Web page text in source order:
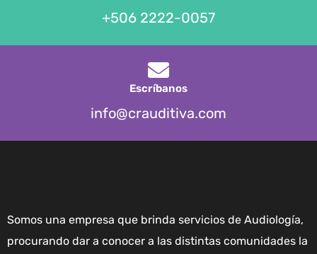
+506 2222-0057
Escríbanos
info@crauditiva.com
Somos una empresa que brinda servicios de Audiología,
procurando dar a conocer a las distintas comunidades la